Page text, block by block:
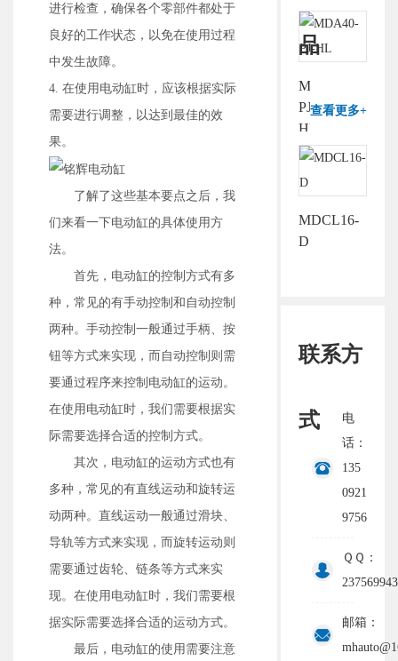
进行检查，确保各个零部件都处于
良好的工作状态，以免在使用过程
中发生故障。
4. 在使用电动缸时，应该根据实际
需要进行调整，以达到最佳的效
果。
了解了这些基本要点之后，我
们来看一下电动缸的具体使用方
法。
首先，电动缸的控制方式有多
种，常见的有手动控制和自动控制
两种。手动控制一般通过手柄、按
钮等方式来实现，而自动控制则需
要通过程序来控制电动缸的运动。
在使用电动缸时，我们需要根据实
际需要选择合适的控制方式。
其次，电动缸的运动方式也有
多种，常见的有直线运动和旋转运
动两种。直线运动一般通过滑块、
导轨等方式来实现，而旋转运动则
需要通过齿轮、链条等方式来实
现。在使用电动缸时，我们需要根
据实际需要选择合适的运动方式。
最后，电动缸的使用需要注意
品
查看更多+
MDA40-
PJ-
HL
MDCL16-
D
联系方
式
电
话：
135
0921
9756
ＱＱ：
邮箱：